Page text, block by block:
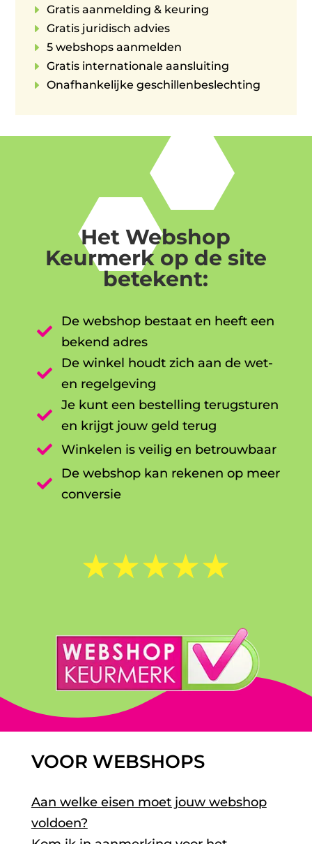
E Gratis aanmelding & keuring
E Gratis juridisch advies
E 5 webshops aanmelden
E Gratis internationale aansluiting
E Onafhankelijke geschillenbeslechting
Het Webshop
Keurmerk op de site
betekent:

De webshop bestaat en heeft een
bekend adres

De winkel houdt zich aan de wet-
en regelgeving

Je kunt een bestelling terugsturen
en krijgt jouw geld terug

Winkelen is veilig en betrouwbaar

De webshop kan rekenen op meer
conversie
☆☆☆☆☆
VOOR WEBSHOPS
Aan welke eisen moet jouw webshop
voldoen?